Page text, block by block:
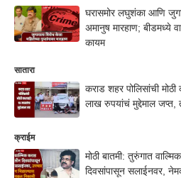
घरासमोर लघुशंका आणि
अमानुष मारहाण; बीडमध्ये
कायम
सातारा
कराड शहर पोलिसांची मोठी कारवाई, 95.78
लाख रुपयांचं मुद्देमाल
क्राईम
मोठी बातमी: तुरुंगात
दिवसांपासून सलाईनवर,